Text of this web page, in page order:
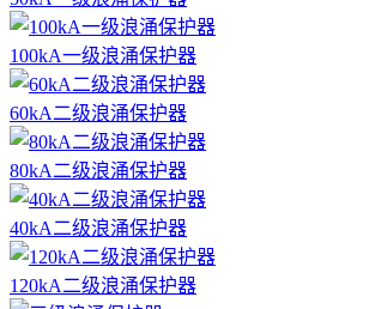
100kA一级浪涌保护器
60kA二级浪涌保护器
80kA二级浪涌保护器
40kA二级浪涌保护器
120kA二级浪涌保护器